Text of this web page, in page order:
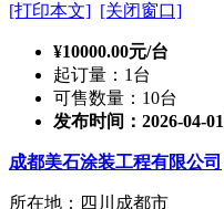
[打印本文] [关闭窗口]
¥10000.00元/台
起订量：1台
可售数量：10台
发布时间：2026-04-01
成都美石涂装工程有限公司
所在地：四川成都市